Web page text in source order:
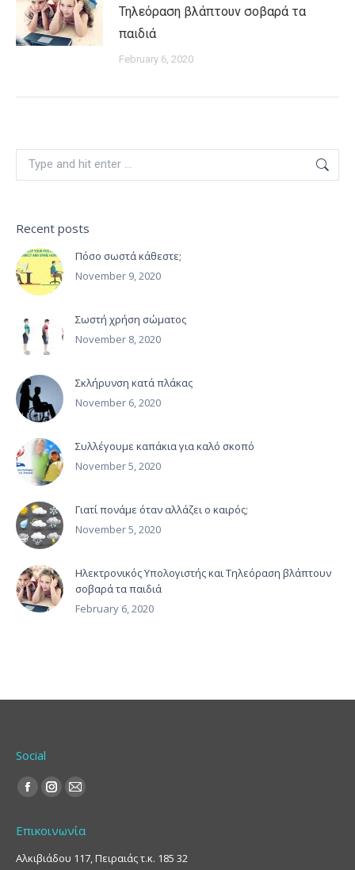
Τηλεόραση βλάπτουν σοβαρά τα
παιδιά
February 6, 2020
Search:
Recent posts
Πόσο σωστά κάθεστε;
November 9, 2020
Σωστή χρήση σώματος
November 8, 2020
Σκλήρυνση κατά πλάκας
November 6, 2020
Συλλέγουμε καπάκια για καλό σκοπό
November 5, 2020
Γιατί πονάμε όταν αλλάζει ο καιρός;
November 5, 2020
Ηλεκτρονικός Υπολογιστής και Τηλεόραση βλάπτουν
σοβαρά τα παιδιά
February 6, 2020
Social
Find us on:
Facebook
opens
in
Instagram
opens
in
Mail
opens
in
Επικοινωνία
Αλκιβιάδου 117, Πειραιάς τ.κ. 185 32